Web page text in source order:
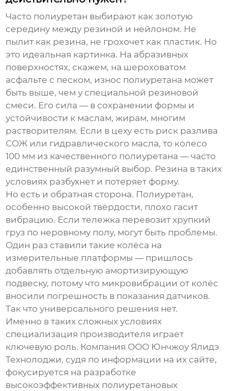
Часто полиуретан выбирают как золотую
середину между резиной и нейлоном. Не
пылит как резина, не грохочет как пластик. Но
это идеальная картинка. На абразивных
поверхностях, скажем, на шероховатом
асфальте с песком, износ полиуретана может
быть выше, чем у специальной резиновой
смеси. Его сила — в сохранении формы и
устойчивости к маслам, жирам, многим
растворителям. Если в цеху есть риск разлива
СОЖ или гидравлического масла, то колесо
100 мм из качественного полиуретана — часто
единственный разумный выбор. Резина в таких
условиях разбухнет и потеряет форму.
Но есть и обратная сторона. Полиуретан,
особенно высокой твёрдости, плохо гасит
вибрацию. Если тележка перевозит хрупкий
груз по неровному полу, могут быть проблемы.
Один раз ставили такие колёса на
измерительные платформы — пришлось
добавлять отдельную амортизирующую
подвеску, потому что микровибрации от колёс
вносили погрешность в показания датчиков.
Так что универсального решения нет.
Именно в таких сложных условиях
специализация производителя играет
ключевую роль. Компания ООО Юнчжоу Ялидэ
Технолоджи, судя по информации на их сайте,
фокусируется на разработке
высокоэффективных полиуретановых